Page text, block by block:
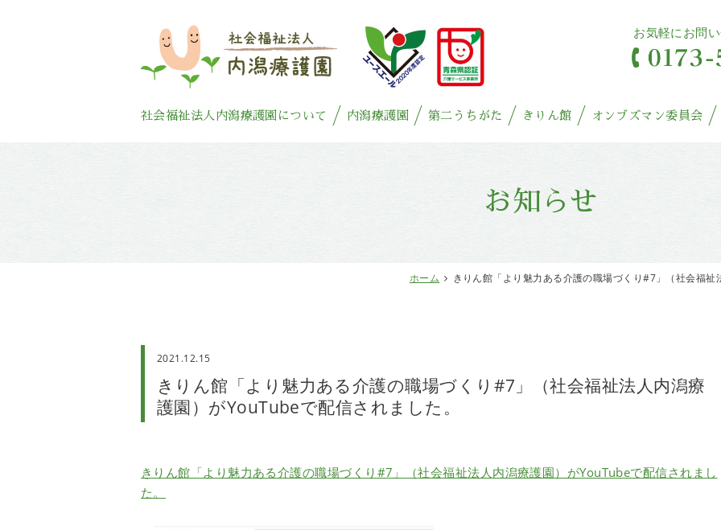
お気軽にお問
社会福祉法人内潟療護園について 内潟療護園 第二うちがた きりん館 オンブズマン委員会
お知らせ
ホーム きりん館「より魅力ある介護の職場づくり#7」（社会福
2021.12.15
きりん館「より魅力ある介護の職場づくり#7」（社会福祉法人内潟療
護園）がYouTubeで配信されました。
きりん館「より魅力ある介護の職場づくり#7」（社会福祉法人内潟療護園）がYouTubeで配信されまし
た。